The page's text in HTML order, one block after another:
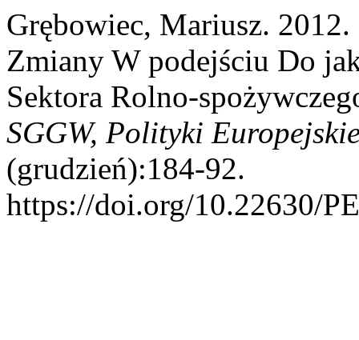
Grębowiec, Mariusz.
Zmiany W podejściu Do
Sektora Rolno-
SGGW, Polityki
(grudzień):184-92.
https://doi.org/10.22630/